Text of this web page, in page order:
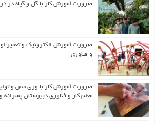
ضرورت آموزش کار با گل و گیاه در
ضرورت آموزش الکترونیک و تعمیر
و فناوری
ضرورت آموزش کار با ورق مس و
معلم کار و فناوری دبیرستان پسرانه